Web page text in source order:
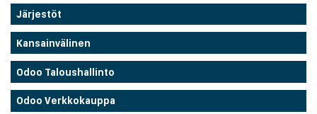
Järjestöt
Kansainvälinen
Odoo Taloushallinto
Odoo Verkkokauppa